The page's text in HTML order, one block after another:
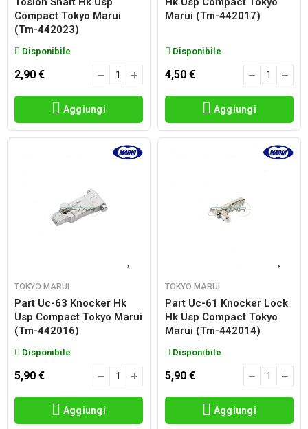
Compact Tokyo Marui
(tm-442023)
Disponibile
2,90 €
Aggiungi
Marui (tm-442017)
Disponibile
4,50 €
Aggiungi
TOKYO MARUI
Part Uc-63 Knocker Hk
Usp Compact Tokyo Marui
(tm-442016)
Disponibile
5,90 €
Aggiungi
TOKYO MARUI
Part Uc-61 Knocker Lock
Hk Usp Compact Tokyo
Marui (tm-442014)
Disponibile
5,90 €
Aggiungi